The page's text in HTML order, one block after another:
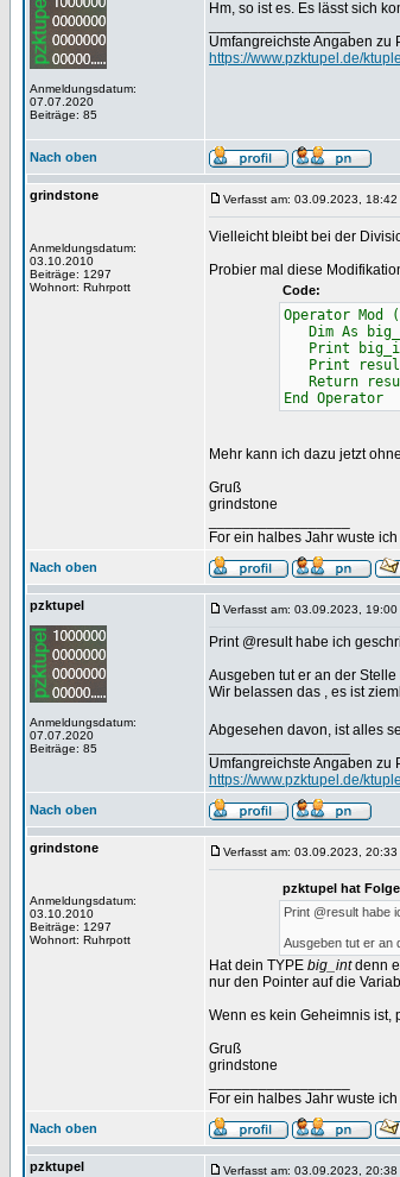
Anmeldungsdatum:
07.07.2020
Beiträge: 85
Hm, so ist es. Es lässt sich
Umfangreichste Angaben zu
https://www.pzktupel.de/
Nach oben
grindstone
Anmeldungsdatum:
03.10.2010
Beiträge: 1297
Wohnort: Ruhrpott
Verfasst am: 03.09.2023, 18:42
Vielleicht bleibt bei der
Probier mal diese
Code:
Operator
Dim As
Print
Print
Return
End Operator
Mehr kann ich dazu jetzt
Gruß
grindstone
For ein halbes Jahr wuste
Nach oben
pzktupel
Anmeldungsdatum:
07.07.2020
Beiträge: 85
Verfasst am: 03.09.2023, 19:00
Print @result habe ich
Ausgeben tut er an der Stelle
Wir belassen das , es ist
Abgesehen davon, ist alles
Umfangreichste Angaben zu
https://www.pzktupel.de/
Nach oben
grindstone
Anmeldungsdatum:
03.10.2010
Beiträge: 1297
Wohnort: Ruhrpott
Verfasst am: 03.09.2023, 20:33
pzktupel hat
Print @result habe
Ausgeben tut er an
Hat dein TYPE big_intdenn
nur den Pointer auf die
Wenn es kein Geheimnis ist,
Gruß
grindstone
For ein halbes Jahr wuste
Nach oben
pzktupel Verfasst am: 03.09.2023, 20:38